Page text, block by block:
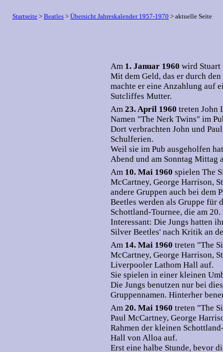
Startseite > Beatles > Übersicht Jahreskalender 1957-1970 > aktuelle Seite
Am 1. Januar 1960 wird
Mit dem Geld, das er durch
machte er eine Anzahlung auf
Sutcliffes Mutter.
Am 23. April 1960 treten John
Namen "The Nerk Twins" im
Dort verbrachten John und
Schulferien.
Weil sie im Pub ausgeholfen
Abend und am Sonntag Mittag
Am 10. Mai 1960 spielen The
McCartney, George Harrison,
andere Gruppen auch bei dem
Beetles werden als Gruppe für
Schottland-Tournee, die am
Interessant: Die Jungs hatten
Silver Beetles' nach Kritik an
Am 14. Mai 1960 treten "The
McCartney, George Harrison,
Liverpooler Lathom Hall auf.
Sie spielen in einer kleinen
Die Jungs benutzen nur bei
Gruppennamen. Hinterher
Am 20. Mai 1960 treten "The
Paul McCartney, George
Rahmen der kleinen
Hall von Alloa auf.
Erst eine halbe Stunde, bevor